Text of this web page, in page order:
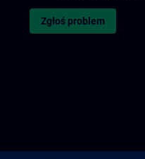
Zgłoś problem